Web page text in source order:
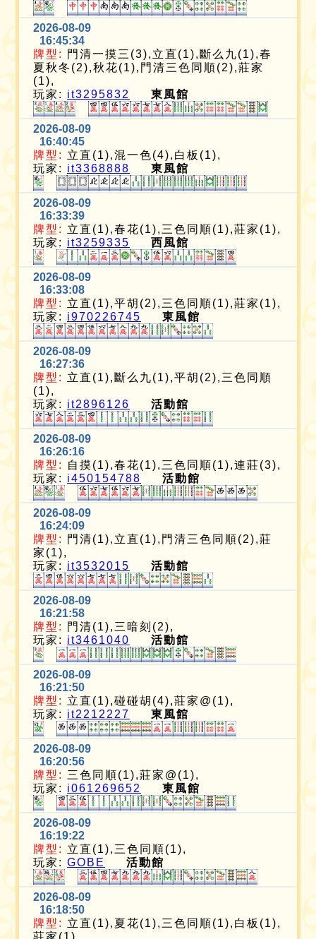
2026-08-09
16:45:34
牌型:
門清一摸三(3),立直(1),斷么九(1),春
夏秋冬(2),秋花(1),門清三色同順(2),莊家
(1),
玩家: it3295832 東風館
2026-08-09
16:40:45
牌型: 立直(1),混一色(4),白板(1),
玩家: it3368888 東風館
2026-08-09
16:33:39
牌型: 立直(1),春花(1),三色同順(1),莊家(1),
玩家: it3259335 西風館
2026-08-09
16:33:08
牌型: 立直(1),平胡(2),三色同順(1),莊家(1),
玩家: i970226745 東風館
2026-08-09
16:27:36
牌型: 立直(1),斷么九(1),平胡(2),三色同順
(1),
玩家: it2896126 活動館
2026-08-09
16:26:16
牌型:
自摸(1),春花(1),三色同順(1),連莊(3),
玩家: i450154788 活動館
2026-08-09
16:24:09
牌型:
門清(1),立直(1),門清三色同順(2),莊
家(1),
玩家: it3532015 活動館
2026-08-09
16:21:58
牌型:
門清(1),三暗刻(2),
玩家: it3461040 活動館
2026-08-09
16:21:50
牌型: 立直(1),碰碰胡(4),莊家@(1),
玩家: it2212227 東風館
2026-08-09
16:20:56
牌型: 三色同順(1),莊家@(1),
玩家: i061269652 東風館
2026-08-09
16:19:22
牌型: 立直(1),三色同順(1),
玩家:GOBE 活動館
2026-08-09
16:18:50
牌型: 立直(1),夏花(1),三色同順(1),白板(1),
莊家(1),